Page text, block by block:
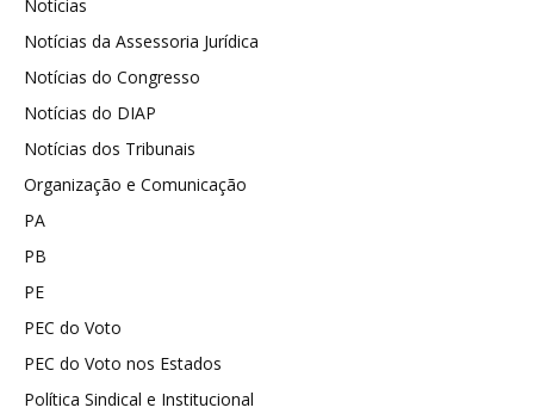
Notícias
Notícias da Assessoria Jurídica
Notícias do Congresso
Notícias do DIAP
Notícias dos Tribunais
Organização e Comunicação
PA
PB
PE
PEC do Voto
PEC do Voto nos Estados
Política Sindical e Institucional